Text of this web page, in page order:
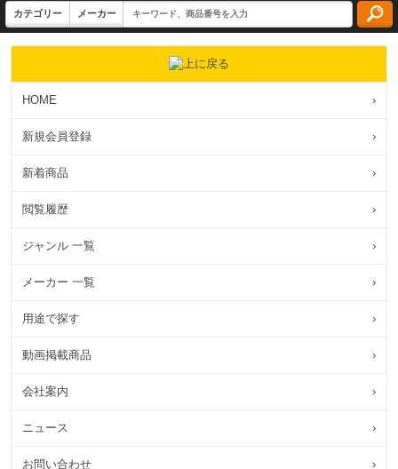
HOME ›
新規会員登録 ›
新着商品 ›
閲覧履歴 ›
ジャンル 一覧 ›
メーカー 一覧 ›
用途で探す ›
動画掲載商品 ›
会社案内 ›
ニュース ›
お問い合わせ ›